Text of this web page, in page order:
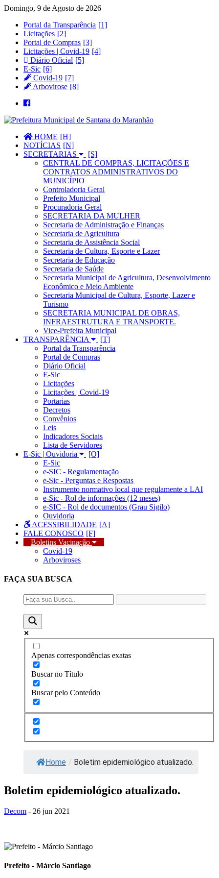
Domingo, 9 de Agosto de 2026
Portal da Transparência
Licitações
Portal de Compras
Licitações | Covid-19
Diário Oficial
E-Sic
Covid-19
Arbovirose
HOME
NOTÍCIAS
SECRETARIAS
CENTRAL DE COMPRAS, LICITAÇÕES E
CONTRATOS ADMINISTRATIVOS DO
MUNICÍPIO
Controladoria Geral
Prefeito Municipal
Procuradoria Geral
SECRETARIA DA MULHER
Secretaria de Administração e Finanças
Secretaria de Agricultura
Secretaria de Assistência Social
Secretaria de Cultura, Esporte e Lazer
Secretaria de Educação
Secretaria de Saúde
Secretaria Municipal de Agricultura, Desenvolvimento
Econômico e Meio Ambiente
Secretaria Municipal de Cultura, Esporte, Lazer e
Turismo
SECRETARIA MUNICIPAL DE OBRAS,
INFRAESTRUTURA E TRANSPORTE.
Vice-Prefeita Municipal
TRANSPARÊNCIA
Portal da Transparência
Portal de Compras
Diário Oficial
E-Sic
Licitações
Licitações | Covid-19
Portarias
Decretos
Convênios
Leis
Indicadores Sociais
Lista de Servidores
E-Sic | Ouvidoria
E-Sic
e-SIC - Regulamentação
e-Sic - Perguntas e Respostas
Instrumento normativo local que regulamente a LAI
e-Sic - Rol de informações (12 meses)
e-SIC - Rol de documentos (Grau Sigilo)
Ouvidoria
ACESSIBILIDADE
FALE CONOSCO
Boletins Vacinação
Covid-19
Arboviroses
FAÇA SUA BUSCA
Apenas correspondências exatas
Buscar no Título
Buscar pelo Conteúdo
Home / Boletim epidemiológico atualizado.
Boletim epidemiológico atualizado.
Decom - 26 jun 2021
Prefeito - Márcio Santiago